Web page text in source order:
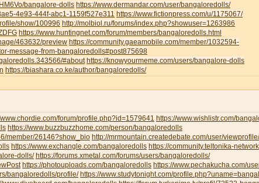
bangalore-dolls https://www.dermandar.com/user/bangaloredolls/
4e93-444f-abc1-1159f527e311 https://www.fictionpress.com/u/1175067/
show/100996 http://molbiol.ru/forums/index.php?showuser=1263986
https://www.huntingnet.com/forum/members/bangaloredolls.html
463632/preview https://community.gaeamobile.com/member/1032594-
message-from-bangaloredolls#post875698
#about https://knowyourmeme.com/users/bangalore-dolls
https://biashara.co.ke/author/bangaloredolls/
www.chordie.com/forum/profile.php?id=1579641 https://www.wishlistr.com/
https://www.buzzbuzzhome.com/person/bangaloredolls
member/26146?show_bio http://mrmountain.createdebate.com/user/
https://www.exchangle.com/bangaloredolls https://community.teltonika-
dolls/ https://forums.xmetal.com/forums/users/bangaloredolls/
https://photouploads.com/bangaloredolls https://www.pechakucha.com/
bangaloredolls/profile/ https://www.studytonight.com/